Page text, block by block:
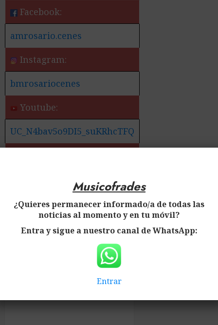
Facebook:
amrosario.cenes
Instagram:
bmrosariocenes
Youtube:
UC_N4bav5o9DI5_suKRhcTFQ
Noticias de la Banda de
Música de la Asociación
Musical Nuestra Señora del
Rosario de Cenes de la Vega
Musicofrades
¿Quieres permanecer informado/a de todas las
noticias al momento y en tu móvil?
Entra y sigue a nuestro canal de WhatsApp:
Entrar